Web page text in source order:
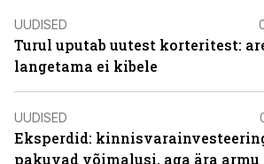
UUDISED
Turul uputab uutest korteritest:
langetama ei kibele
UUDISED
Eksperdid:
pakuvad võimalusi, aga ära armu